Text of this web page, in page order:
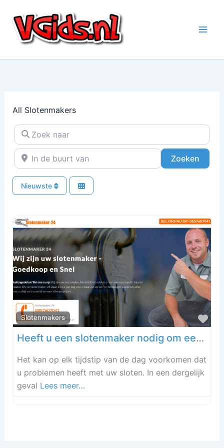
naar
inhoud
All Slotenmakers
Zoek naar
In de buurt van
Zoeken
Nieuwste
Slotenmakers
Heeft u een slotenmaker nodig om een probleem met u slot op te lossen?
Het kan op elk tijdstip van de dag voorkomen dat
u problemen heeft met uw sloten. In een dergelijk
geval Lees meer…